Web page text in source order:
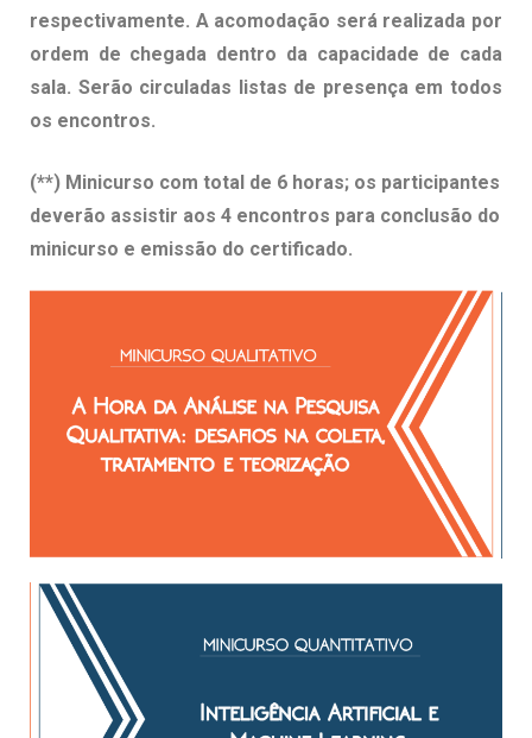
respectivamente. A acomodação será realizada por
ordem de chegada dentro da capacidade de cada
sala. Serão circuladas listas de presença em todos
os encontros.
(**) Minicurso com total de 6 horas; os participantes
deverão assistir aos 4 encontros para conclusão do
minicurso e emissão do certificado.